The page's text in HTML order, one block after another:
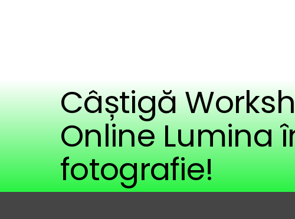
Câștigă
Online Lumina
fotografie!